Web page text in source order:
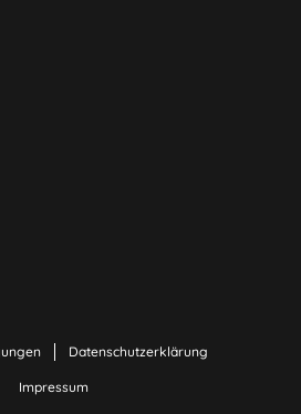
Datenschutzerklärung
Impressum